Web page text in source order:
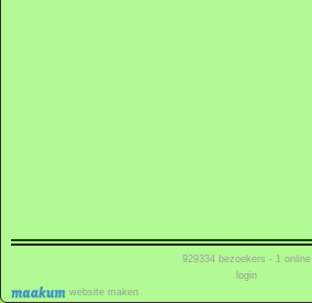
website maken
929334bezoekers - 1 online
login